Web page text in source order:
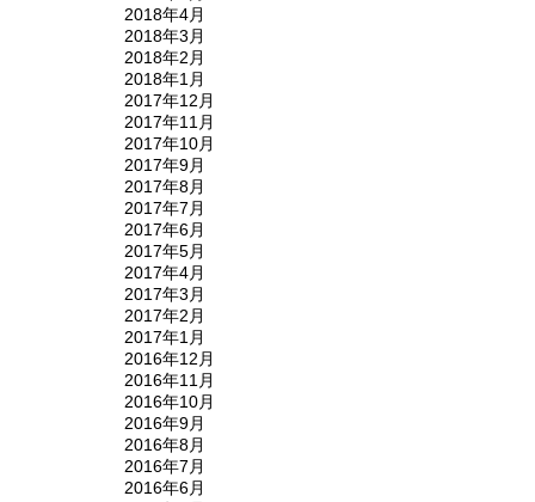
2018年4月
2018年3月
2018年2月
2018年1月
2017年12月
2017年11月
2017年10月
2017年9月
2017年8月
2017年7月
2017年6月
2017年5月
2017年4月
2017年3月
2017年2月
2017年1月
2016年12月
2016年11月
2016年10月
2016年9月
2016年8月
2016年7月
2016年6月